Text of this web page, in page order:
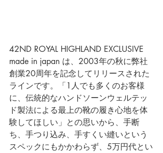
42ND ROYAL HIGHLAND EXCLUSIVE
made in japan は、2003年の秋に弊社
創業20周年を記念してリリースされた
ラインです。「1人でも多くのお客様
に、伝統的なハンドソーンウェルテッ
ド製法による最上の靴の履き心地を体
験してほしい」との思いから、手断
ち、手つり込み、手すくい縫いという
スペックにもかかわらず、5万円代とい